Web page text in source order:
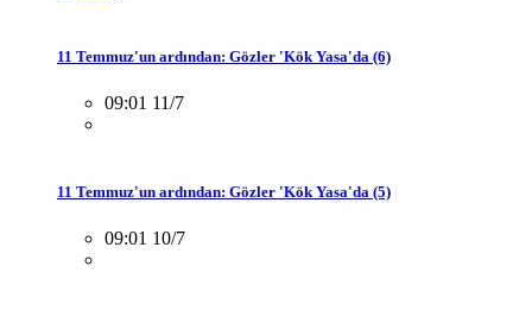
11 Temmuz'un ardından: Gözler 'Kök Yasa'da (6)
09:01 11/7
11 Temmuz'un ardından: Gözler 'Kök Yasa'da (5)
09:01 10/7